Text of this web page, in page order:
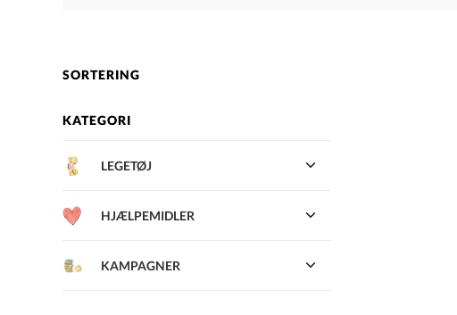
SORTERING
KATEGORI
LEGETØJ
HJÆLPEMIDLER
KAMPAGNER